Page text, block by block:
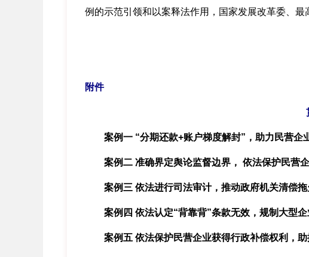
例的示范引领和以案释法作用，国家发展改革委、
附件
案例一 “分期还款+账户梯度解封”，助力民营企
案例二 准确界定舆论监督边界， 依法保护民营
案例三 依法进行司法审计，推动政府机关清偿
案例四 依法认定“背靠背”条款无效，规制大型
案例五 依法保护民营企业获得行政补偿权利，